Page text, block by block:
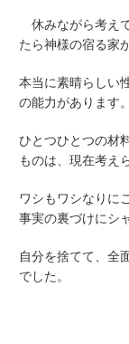
休みながら考え
たら神様の宿る家
本当に素晴らしい
の能力があります。
ひとつひとつの材
ものは、現在考え
ワシもワシなりに
事実の裏づけにシ
自分を捨てて、全
でした。